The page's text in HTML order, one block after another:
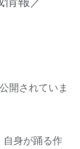
開されていま
自身が踊る作